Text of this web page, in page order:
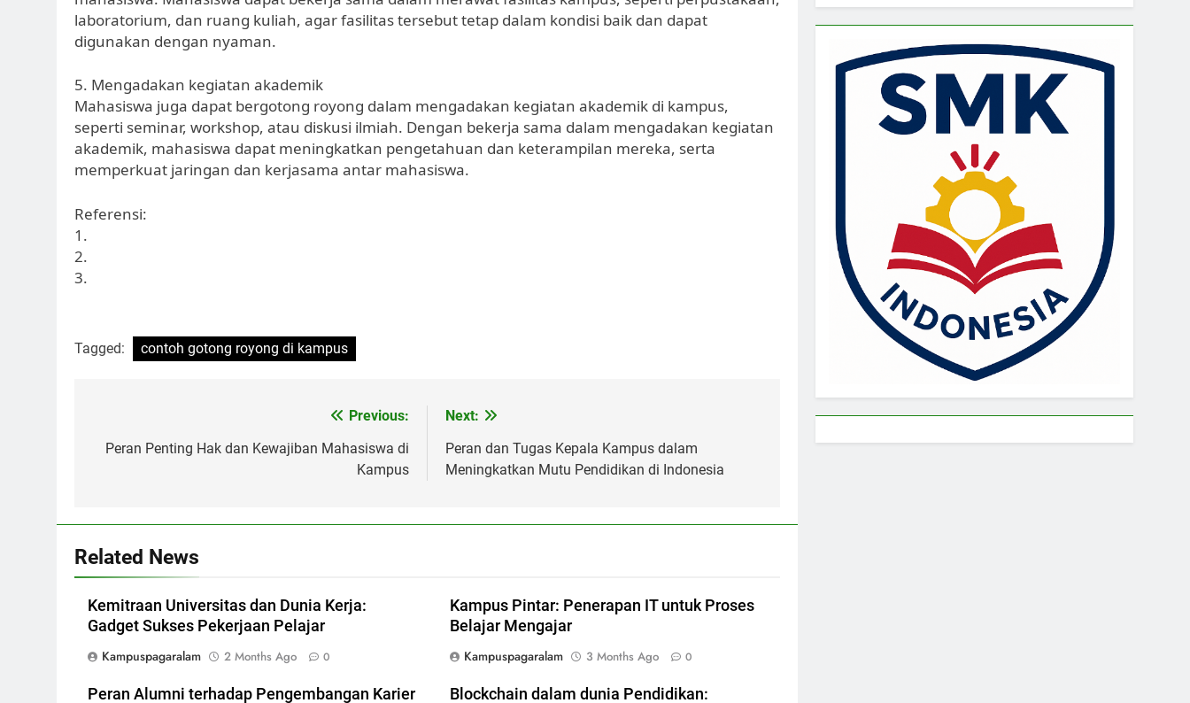
laboratorium, dan ruang kuliah, agar fasilitas tersebut tetap dalam kondisi baik dan dapat
digunakan dengan nyaman.
5. Mengadakan kegiatan akademik
Mahasiswa juga dapat bergotong royong dalam mengadakan kegiatan akademik di kampus,
seperti seminar, workshop, atau diskusi ilmiah. Dengan bekerja sama dalam mengadakan kegiatan
akademik, mahasiswa dapat meningkatkan pengetahuan dan keterampilan mereka, serta
memperkuat jaringan dan kerjasama antar mahasiswa.
Referensi:
1.
2.
3.
Tagged: contoh gotong royong di kampus
navigation
Previous:
Peran Penting Hak dan Kewajiban Mahasiswa di
Kampus
Next:
Peran dan Tugas Kepala Kampus dalam
Meningkatkan Mutu Pendidikan di Indonesia
Related News
Kemitraan Universitas dan Dunia Kerja:
Gadget Sukses Pekerjaan Pelajar
Kampuspagaralam
2 Months Ago 0
Kampus Pintar: Penerapan IT untuk Proses
Belajar Mengajar
Kampuspagaralam
3 Months Ago 0
Peran Alumni terhadap Pengembangan Karier Blockchain dalam dunia Pendidikan: